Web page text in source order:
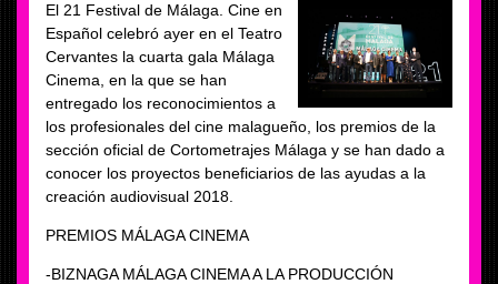
El 21 Festival de Málaga. Cine en
Español celebró ayer en el Teatro
Cervantes la cuarta gala Málaga
Cinema, en la que se han
entregado los reconocimientos a
los profesionales del cine malagueño, los premios de la
sección oficial de Cortometrajes Málaga y se han dado a
conocer los proyectos beneficiarios de las ayudas a la
creación audiovisual 2018.
PREMIOS MÁLAGA CINEMA
-BIZNAGA MÁLAGA CINEMA A LA PRODUCCIÓN